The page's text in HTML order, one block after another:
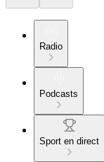
Radio
Podcasts
Sport en direct